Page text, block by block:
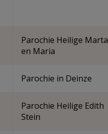
Parochie Heilige Marta
en Maria
Parochie in Deinze
Parochie Heilige Edith
Stein